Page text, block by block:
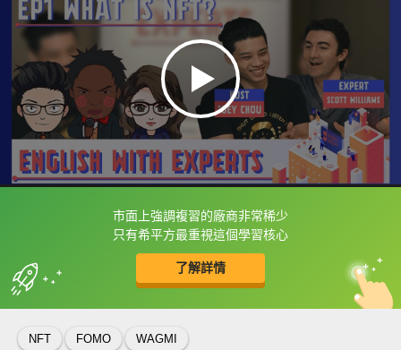
市面上強調複習的廠商非常稀少
只有希平方最重視這個學習核心
了解詳情
框選或點兩下字幕可以直接查字典喔！
收錄佳句 中
英
NFT FOMO WAGMI